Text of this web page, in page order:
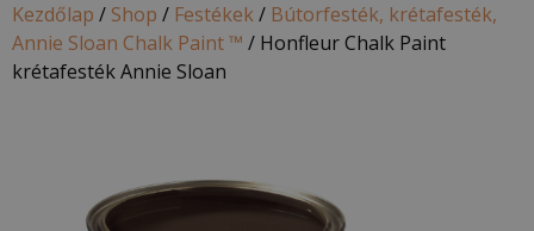
Kezdőlap / Shop / Festékek/ Bútorfesték, krétafesték,
Annie Sloan Chalk Paint ™ / Honfleur Chalk Paint
krétafesték Annie Sloan